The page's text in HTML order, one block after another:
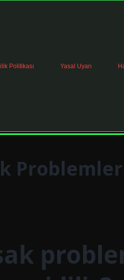
Politikası Yasal Uyarı